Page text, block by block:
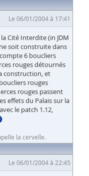
Le 06/01/2004 à 17:41
Cité Interdite (in JDM
soit construite dans
6 boucliers
rouges détournés
construction, et
rouges
rouges passent
effets du Palais sur la
le patch 1.12,
la cervelle.
Le 06/01/2004 à 22:45